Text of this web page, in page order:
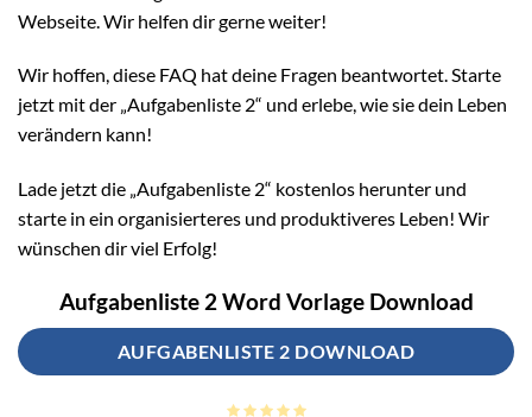
Webseite. Wir helfen dir gerne weiter!
Wir hoffen, diese FAQ hat deine Fragen beantwortet. Starte
jetzt mit der „Aufgabenliste 2“ und erlebe, wie sie dein Leben
verändern kann!
Lade jetzt die „Aufgabenliste 2“ kostenlos herunter und
starte in ein organisierteres und produktiveres Leben! Wir
wünschen dir viel Erfolg!
Aufgabenliste 2 Word Vorlage Download
AUFGABENLISTE 2 DOWNLOAD